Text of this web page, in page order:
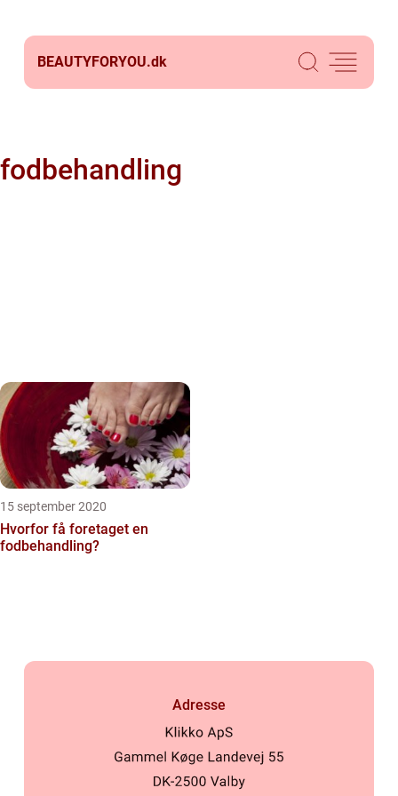
BEAUTYFORYOU.dk
fodbehandling
15 september 2020
Hvorfor få foretaget en
fodbehandling?
Adresse